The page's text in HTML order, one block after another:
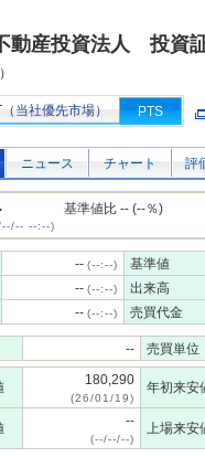
動産投資法人 投資
当社優先市場） PTS
ニュース チャート 評
--:--)
基準値比 -- (--％)
-- (--:--)
基準値
-- (--:--)
出来高
-- (--:--) 売買代金
-- 売買単位
180,290
(26/01/19)
年初来安
--
(--/--/--)
上場来安